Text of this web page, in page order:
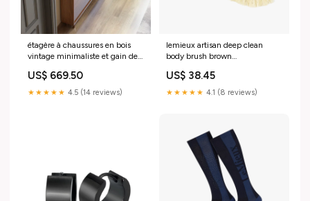
étagère à chaussures en bois
vintage minimaliste et gain de
US$ 669.50
★★★★★ 4.5 (14 reviews)
lemieux artisan deep clean
body brush brown
US$ 38.45
★★★★★ 4.1 (8 reviews)